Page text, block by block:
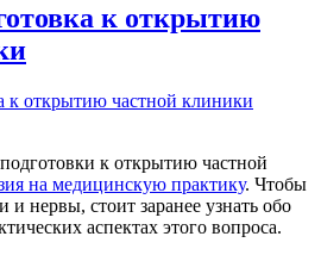
к открытию
к открытию частной
на медицинскую практику. Чтобы
и нервы, стоит заранее узнать обо
аспектах этого вопроса.